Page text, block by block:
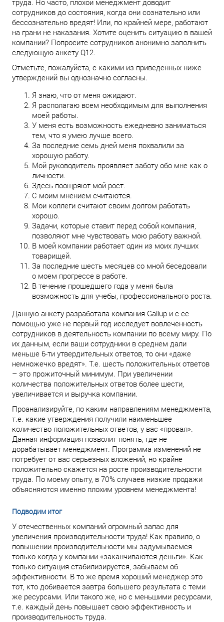
труда. Но часто, плохой менеджмент доводит
сотрудников до состояния, когда они сознательно или
бессознательно вредят! Или, по крайней мере, работают
на грани не наказания. Хотите оценить ситуацию в вашей
компании? Попросите сотрудников анонимно заполнить
следующую анкету Q12.
Отметьте, пожалуйста, с какими из приведенных ниже
утверждений вы однозначно согласны.
Я знаю, что от меня ожидают.
Я располагаю всем необходимым для выполнения
моей работы.
У меня есть возможность ежедневно заниматься
тем, что я умею лучше всего.
За последние семь дней меня похвалили за
хорошую работу.
Мой руководитель проявляет заботу обо мне как о
личности.
Здесь поощряют мой рост.
С моим мнением считаются.
Мои коллеги считают своим долгом работать
хорошо.
Задачи, которые ставит перед собой компания,
позволяют мне чувствовать мою работу важной.
В моей компании работает один из моих лучших
товарищей.
За последние шесть месяцев со мной беседовали
о моем прогрессе в работе.
В течение прошедшего года у меня была
возможность для учебы, профессионального роста.
Данную анкету разработала компания Gallup и с ее
помощью уже не первый год исследует вовлеченность
сотрудников в деятельность компании по всему миру. По
их данным, если ваши сотрудники в среднем дали
меньше 6-ти утвердительных ответов, то они «даже
немножечко вредят». Т.е. шесть положительных ответов
– это прожиточный минимум. При увеличении
количества положительных ответов более шести,
увеличивается и выручка компании.
Проанализируйте, по каким направлениям менеджмента,
т.е. какие утверждения получили наименьшее
количество положительных ответов, у вас «провал».
Данная информация позволит понять, где не
дорабатывает менеджмент. Программа изменений не
потребует от вас серьезных вложений, но крайне
положительно скажется на росте производительности
труда. По моему опыту, в 70% случаев низкие продажи
объясняются именно плохим уровнем менеджмента!
Подводим итог
У отечественных компаний огромный запас для
увеличения производительности труда! Как правило, о
повышении производительности мы задумываемся
только когда у компании «заканчиваются деньги». Как
только ситуация стабилизируется, забываем об
эффективности. В то же время хороший менеджер это
тот, кто добивается завтра большего результата с теми
же ресурсами. Или такого же, но с меньшими ресурсами,
т.е. каждый день повышает свою эффективность и
производительность труда.